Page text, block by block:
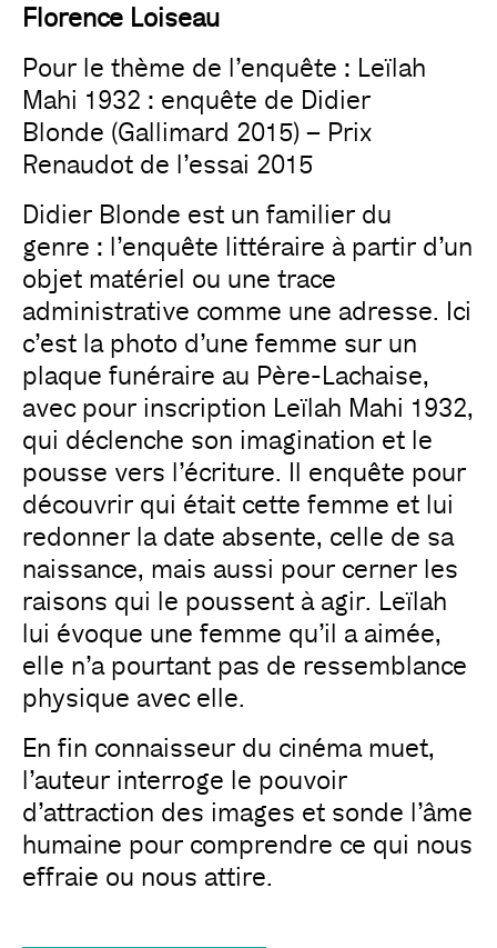
Florence Loiseau
Pour le thème de l’enquête : Leïlah
Mahi 1932 : enquête de Didier
Blonde (Gallimard 2015) – Prix
Renaudot de l’essai 2015
Didier Blonde est un familier du
genre : l’enquête littéraire à partir d’un
objet matériel ou une trace
administrative comme une adresse. Ici
c’est la photo d’une femme sur un
plaque funéraire au Père-Lachaise,
avec pour inscription Leïlah Mahi 1932,
qui déclenche son imagination et le
pousse vers l’écriture. Il enquête pour
découvrir qui était cette femme et lui
redonner la date absente, celle de sa
naissance, mais aussi pour cerner les
raisons qui le poussent à agir. Leïlah
lui évoque une femme qu’il a aimée,
elle n’a pourtant pas de ressemblance
physique avec elle.
En fin connaisseur du cinéma muet,
l’auteur interroge le pouvoir
d’attraction des images et sonde l’âme
humaine pour comprendre ce qui nous
effraie ou nous attire.